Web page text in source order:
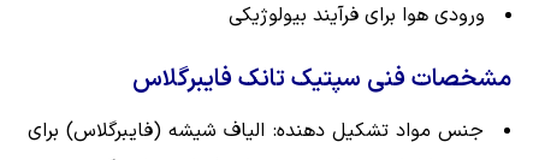
ورودی هوا برای فرآیند بیولوژیکی
مشخصات فنی سپتیک تانک فایبرگلاس
جنس مواد تشکیل دهنده: الیاف شیشه (فایبرگلاس) برای